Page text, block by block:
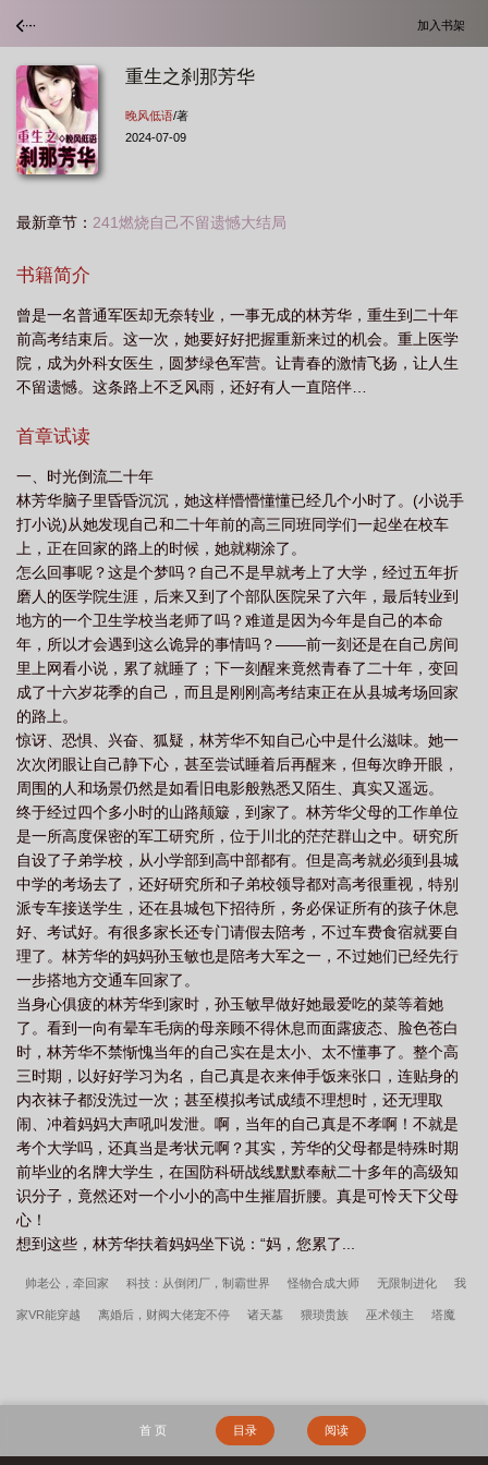
加入书架
重生之刹那芳华
晚风低语/著
2024-07-09
最新章节： 241燃烧自己不留遗憾大结局
书籍简介
曾是一名普通军医却无奈转业，一事无成的林芳华，重生到二十年
前高考结束后。这一次，她要好好把握重新来过的机会。重上医学
院，成为外科女医生，圆梦绿色军营。让青春的激情飞扬，让人生
不留遗憾。这条路上不乏风雨，还好有人一直陪伴…
首章试读
一、时光倒流二十年
林芳华脑子里昏昏沉沉，她这样懵懵懂懂已经几个小时了。(小说手
打小说)从她发现自己和二十年前的高三同班同学们一起坐在校车
上，正在回家的路上的时候，她就糊涂了。
怎么回事呢？这是个梦吗？自己不是早就考上了大学，经过五年折
磨人的医学院生涯，后来又到了个部队医院呆了六年，最后转业到
地方的一个卫生学校当老师了吗？难道是因为今年是自己的本命
年，所以才会遇到这么诡异的事情吗？——前一刻还是在自己房间
里上网看小说，累了就睡了；下一刻醒来竟然青春了二十年，变回
成了十六岁花季的自己，而且是刚刚高考结束正在从县城考场回家
的路上。
惊讶、恐惧、兴奋、狐疑，林芳华不知自己心中是什么滋味。她一
次次闭眼让自己静下心，甚至尝试睡着后再醒来，但每次睁开眼，
周围的人和场景仍然是如看旧电影般熟悉又陌生、真实又遥远。
终于经过四个多小时的山路颠簸，到家了。林芳华父母的工作单位
是一所高度保密的军工研究所，位于川北的茫茫群山之中。研究所
自设了子弟学校，从小学部到高中部都有。但是高考就必须到县城
中学的考场去了，还好研究所和子弟校领导都对高考很重视，特别
派专车接送学生，还在县城包下招待所，务必保证所有的孩子休息
好、考试好。有很多家长还专门请假去陪考，不过车费食宿就要自
理了。林芳华的妈妈孙玉敏也是陪考大军之一，不过她们已经先行
一步搭地方交通车回家了。
当身心俱疲的林芳华到家时，孙玉敏早做好她最爱吃的菜等着她
了。看到一向有晕车毛病的母亲顾不得休息而面露疲态、脸色苍白
时，林芳华不禁惭愧当年的自己实在是太小、太不懂事了。整个高
三时期，以好好学习为名，自己真是衣来伸手饭来张口，连贴身的
内衣袜子都没洗过一次；甚至模拟考试成绩不理想时，还无理取
闹、冲着妈妈大声吼叫发泄。啊，当年的自己真是不孝啊！不就是
考个大学吗，还真当是考状元啊？其实，芳华的父母都是特殊时期
前毕业的名牌大学生，在国防科研战线默默奉献二十多年的高级知
识分子，竟然还对一个小小的高中生摧眉折腰。真是可怜天下父母
心！
想到这些，林芳华扶着妈妈坐下说：“妈，您累了...
帅老公，牵回家 科技：从倒闭厂，制霸世界 怪物合成大师 无限制进化 我
家VR能穿越 离婚后，财阀大佬宠不停 诸天墓 猥琐贵族 巫术领主 塔魔
掏空家底，资本家大小姐嫁军少 我高育良的学生，必须进步
首 页 目录 阅读